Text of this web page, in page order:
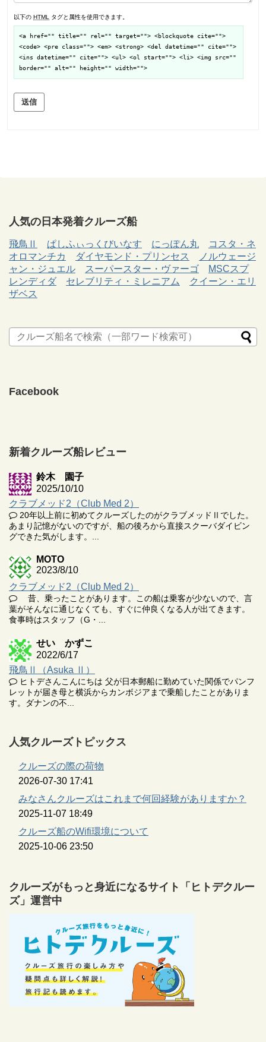
以下の HTML タグと属性を使用できます。
<a href="" title="" rel="" target=""> <blockquote cite="">
<code> <pre class=""> <em> <strong> <del datetime="" cite="">
<ins datetime="" cite=""> <ul> <ol start=""> <li> <img src=""
border="" alt="" height="" width="">
送信
人気の日本発着クルーズ船
飛鳥Ⅱ ぱしふぃっくびいなす にっぽん丸
コスタ・ネ
オロマンチカ
ダイヤモンド・プリンセス
ノルウェージ
ャン・ジュエル
スーパースター・ヴァーゴ
MSCスプ
レンディダ
セレブリティ・ミレニアム
クイーン・エリ
ザベス
Facebook
新着クルーズ船レビュー
鈴木 園子
2025/10/10
クラブメッド2（Club Med 2）
20年以上前に初めてクルーズしたのがクラブメッドⅡでした。
あまり記憶がないのですが、船の後ろから直接スクーバダイビン
グできた気がします。...
MOTO
2023/8/10
クラブメッド2（Club Med 2）
昔、乗ったことがあります。この船は乗客が少ないので、言
葉がそんなに通じなくても、すぐに仲良くなる人が出てきます。
食事時はスタッフ（G・...
せい かずこ
2022/6/17
飛鳥Ⅱ（Asuka Ⅱ）
ヒトデさんこんにちは 父が日本郵船に勤めていた関係でパンフ
レットが届き母と横浜からカンボジアまで乗船したことがありま
す。ダナンの不...
人気クルーズトピックス
クルーズの際の荷物
2026-07-30 17:41
みなさんクルーズはこれまで何回経験がありますか？
2025-11-07 18:49
クルーズ船のWifi環境について
2025-10-06 23:50
クルーズがもっと身近になるサイト「ヒトデクルー
ズ」運営中